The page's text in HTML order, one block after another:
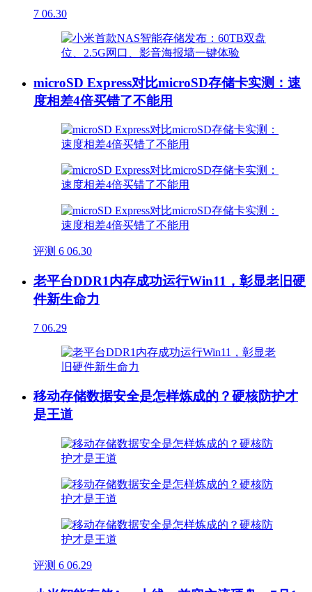
7 06.30
microSD Express对比microSD存储卡实测：速
度相差4倍买错了不能用
评测 6 06.30
老平台DDR1内存成功运行Win11，彰显老旧硬
件新生命力
7 06.29
移动存储数据安全是怎样炼成的？硬核防护才
是王道
评测 6 06.29